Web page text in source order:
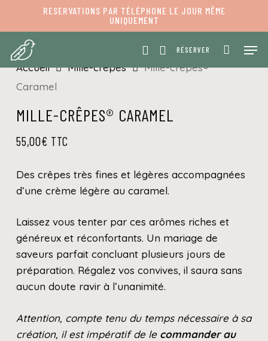
content
RESERVATIONS PAR TÉLÉPHONE LE JOUR MÊME
UNIQUEMENT
RÉSERVER
PANIER
Accueil Mille-crêpes
Mille-crêpes®
Caramel
MILLE-CRÊPES® CARAMEL
55,00€ TTC
Des crêpes très fines et légères accompagnées
d’une crème légère au caramel.
Laissez vous tenter par ces arômes riches et
généreux et réconfortants. Un mariage de
saveurs parfait concluant plusieurs jours de
préparation. Régalez vos convives, il saura sans
aucun doute ravir à l’unanimité.
Attention, compte tenu du temps nécessaire à sa
création, il est impératif de le commander au